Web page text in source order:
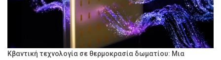
Κβαντική τεχνολογία σε θερμοκρασία δωματίου: Μια